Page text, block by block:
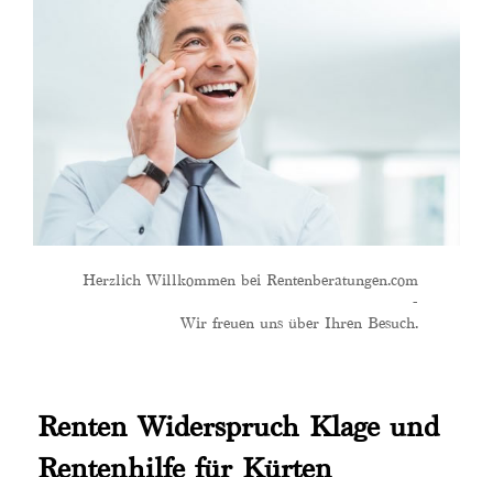
Herzlich Willkommen bei Rentenberatungen.com
-
Wir freuen uns über Ihren Besuch.
Renten Widerspruch Klage und
Rentenhilfe für Kürten